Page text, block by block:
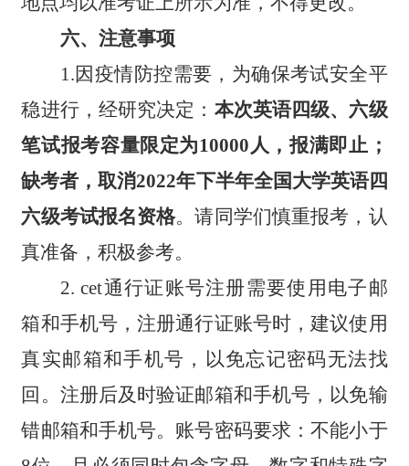
六、注意事项
1.因疫情防控需要，为确保考试安全平
稳进行，经研究决定： 本次英语四级、六级
笔试报考容量限定为10000人，报满即止；
缺考者，取消2022年下半年全国大学英语四
六级考试报名资格。请同学们慎重报考，认
真准备，积极参考。
2. cet通行证账号注册需要使用电子邮
箱和手机号，注册通行证账号时，建议使用
真实邮箱和手机号，以免忘记密码无法找
回。注册后及时验证邮箱和手机号，以免输
错邮箱和手机号。账号密码要求：不能小于